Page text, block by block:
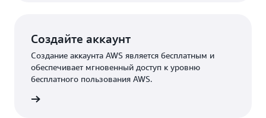
Создайте аккаунт
Создание аккаунта AWS является бесплатным и
обеспечивает мгновенный доступ к уровню
бесплатного пользования AWS.